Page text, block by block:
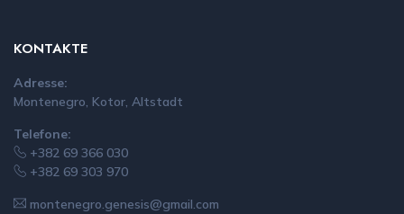
KONTAKTE
Adresse:
Montenegro, Kotor, Altstadt
Telefone:
+382 69 366 030
+382 69 303 970
montenegro.genesis@gmail.com